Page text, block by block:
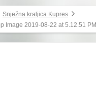
Snježna kraljica Kupres
Image 2019-08-22 at 5.12.51